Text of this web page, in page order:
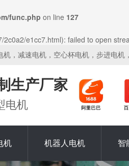
func.php on line 127
e1cc7.html): failed to open
，减速电机，空心杯电机，步进电机
生产厂家
电机
机 机器人电机 智